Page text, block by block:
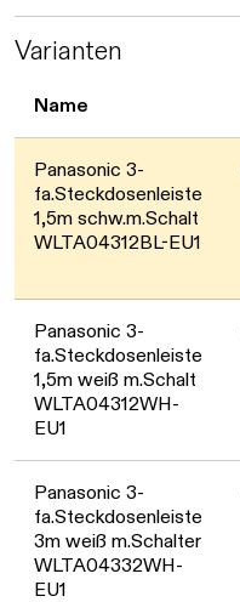
Varianten
Name
Panasonic 3-
fa.Steckdosenleiste
1,5m schw.m.Schalt
WLTA04312BL-EU1
Panasonic 3-
fa.Steckdosenleiste
1,5m weiß m.Schalt
WLTA04312WH-
EU1
Panasonic 3-
fa.Steckdosenleiste
3m weiß m.Schalter
WLTA04332WH-
EU1